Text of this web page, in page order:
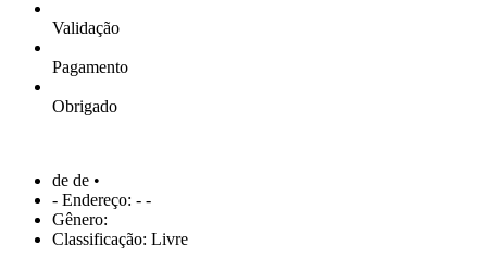
Validação
Pagamento
Obrigado
de de •
- Endereço: - -
Gênero:
Classificação: Livre